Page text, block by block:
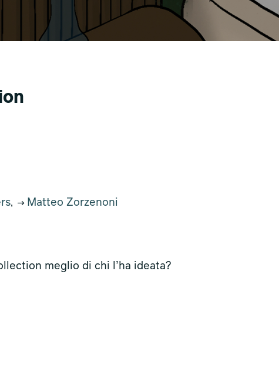
, Matteo Zorzenoni
meglio di chi l’ha ideata?